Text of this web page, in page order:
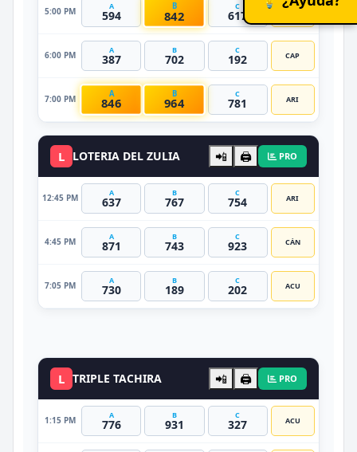
5:00 PM A
594
B
842
C
617 GÉM
6:00 PM A
387
B
702
C
192 CAP
7:00 PM
A
846
B
964
C
781 ARI
L LOTERIA DEL ZULIA 📲 🖨️ PRO
12:45 PM A
637
B
767
C
754 ARI
4:45 PM A
871
B
743
C
923 CÁN
7:05 PM A
730
B
189
C
202 ACU
L TRIPLE TACHIRA 📲 🖨️ PRO
1:15 PM A
776
B
931
C
327 ACU